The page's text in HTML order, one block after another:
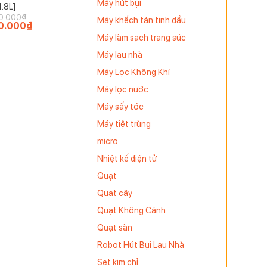
Máy hút bụi
Máy khếch tán tinh dầu
Máy làm sạch trang sức
Máy lau nhà
Máy Lọc Không Khí
Máy lọc nước
Máy sấy tóc
Máy tiệt trùng
micro
Nhiệt kế điện tử
Quạt
Quat cây
Quạt Không Cánh
Quạt sàn
Robot Hút Bụi Lau Nhà
Set kim chỉ
chạm,
₫
₫Giá